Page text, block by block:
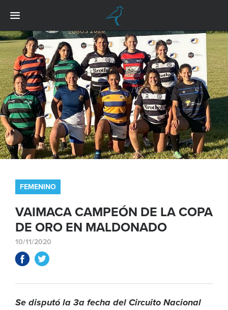
FEMENINO
VAIMACA CAMPEÓN DE LA COPA
DE ORO EN MALDONADO
10/11/2020
Se disputó la 3a fecha del Circuito Nacional